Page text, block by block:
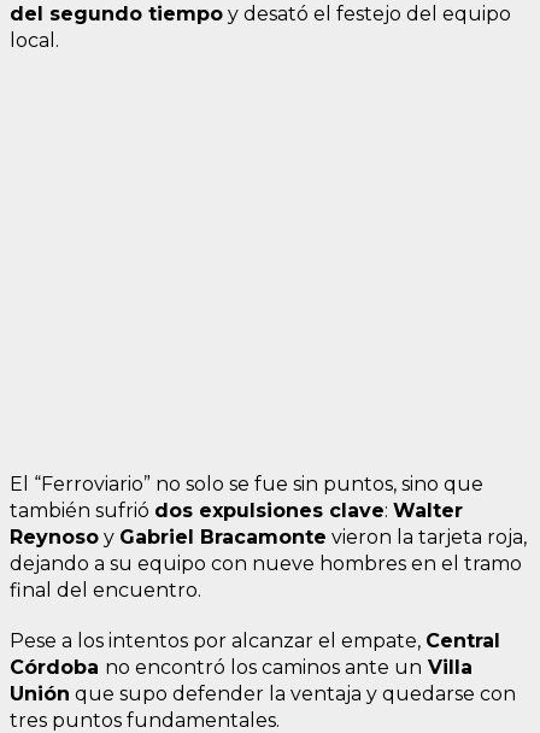
del segundo tiempo y desató el festejo del equipo
local.
El “Ferroviario” no solo se fue sin puntos, sino que
también sufrió dos expulsiones clave: Walter
Reynoso y Gabriel Bracamonte vieron la tarjeta roja,
dejando a su equipo con nueve hombres en el tramo
final del encuentro.
Pese a los intentos por alcanzar el empate, Central
Córdoba no encontró los caminos ante un Villa
Unión que supo defender la ventaja y quedarse con
tres puntos fundamentales.